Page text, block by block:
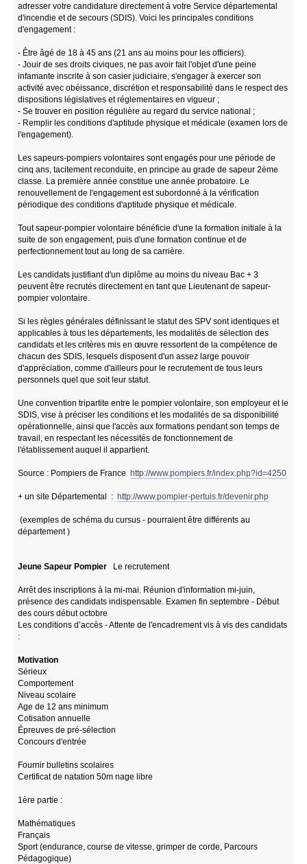
adresser votre candidature directement à votre Service départemental
d'incendie et de secours (SDIS). Voici les principales conditions
d'engagement :
- Être âgé de 18 à 45 ans (21 ans au moins pour les officiers).
- Jouir de ses droits civiques, ne pas avoir fait l'objet d'une peine
infamante inscrite à son casier judiciaire, s'engager à exercer son
activité avec obéissance, discrétion et responsabilité dans le respect des
dispositions législatives et réglementaires en vigueur ;
- Se trouver en position régulière au regard du service national ;
- Remplir les conditions d'aptitude physique et médicale (examen lors de
l'engagement).
Les sapeurs-pompiers volontaires sont engagés pour une période de
cinq ans, tacitement reconduite, en principe au grade de sapeur 2ème
classe. La première année constitue une année probatoire. Le
renouvellement de l'engagement est subordonné à la vérification
périodique des conditions d'aptitude physique et médicale.
Tout sapeur-pompier volontaire bénéficie d'une la formation initiale à la
suite de son engagement, puis d'une formation continue et de
perfectionnement tout au long de sa carrière.
Les candidats justifiant d'un diplôme au moins du niveau Bac + 3
peuvent être recrutés directement en tant que Lieutenant de sapeur-
pompier volontaire.
Si les règles générales définissant le statut des SPV sont identiques et
applicables à tous les départements, les modalités de sélection des
candidats et les critères mis en œuvre ressortent de la compétence de
chacun des SDIS, lesquels disposent d'un assez large pouvoir
d'appréciation, comme d'ailleurs pour le recrutement de tous leurs
personnels quel que soit leur statut.
Une convention tripartite entre le pompier volontaire, son employeur et le
SDIS, vise à préciser les conditions et les modalités de sa disponibilité
opérationnelle, ainsi que l'accès aux formations pendant son temps de
travail, en respectant les nécessités de fonctionnement de
l'établissement auquel il appartient.
Source : Pompiers de France http://www.pompiers.fr/index.php?id=4250
+ un site Départemental : http://www.pompier-pertuis.fr/devenir.php
(exemples de schéma du cursus - pourraient être différents au
département )
Jeune Sapeur Pompier Le recrutement
Arrêt des inscriptions à la mi-mai. Réunion d'information mi-juin,
présence des candidats indispensable. Examen fin septembre - Début
des cours début octobre
Les conditions d’accès - Attente de l'encadrement vis à vis des candidats
:
Motivation
Sérieux
Comportement
Niveau scolaire
Age de 12 ans minimum
Cotisation annuelle
Épreuves de pré-sélection
Concours d'entrée
Fournir bulletins scolaires
Certificat de natation 50m nage libre
1ère partie :
Mathématiques
Français
Sport (endurance, course de vitesse, grimper de corde, Parcours
Pédagogique)